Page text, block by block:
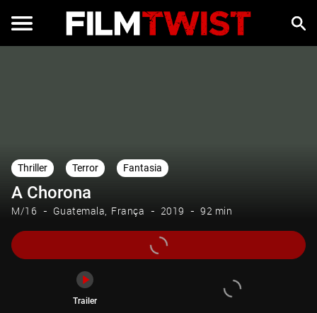
Thriller Terror Fantasia
A Chorona
M/16 Guatemala França 2019 92 min
Trailer